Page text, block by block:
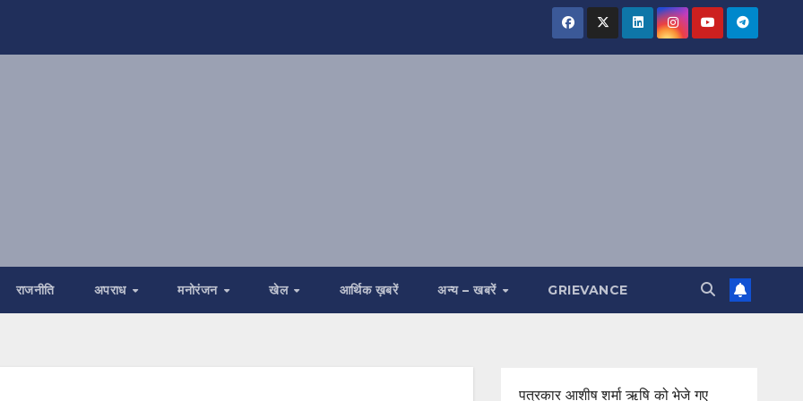
राजनीति अपराध मनोरंजन खेल आर्थिक ख़बरें अन्य – खबरें GRIEVANCE
पत्रकार आशीष शर्मा ऋषि को भेजे गए